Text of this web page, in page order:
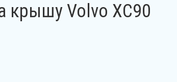
крышу Volvo XC90